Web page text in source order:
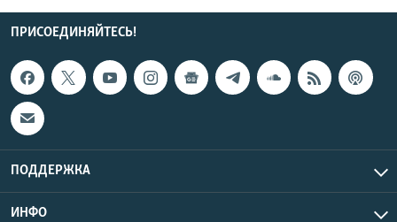
ПРИСОЕДИНЯЙТЕСЬ!
ПОДДЕРЖКА
ИНФО